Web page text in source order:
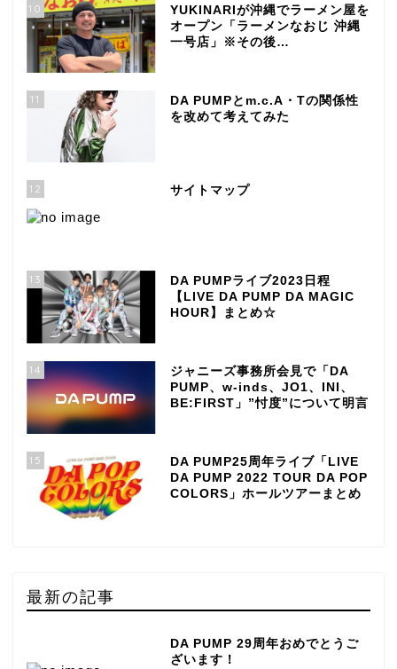
10
YUKINARIが沖縄でラーメン屋を
オープン「ラーメンなおじ 沖縄
一号店」※その後…
11
DA PUMPとm.c.A・Tの関係性
を改めて考えてみた
12 サイトマップ
13
DA PUMPライブ2023日程
【LIVE DA PUMP DA MAGIC
HOUR】まとめ☆
14
ジャニーズ事務所会見で「DA
PUMP、w-inds、JO1、INI、
BE:FIRST」”忖度”について明言
15
DA PUMP25周年ライブ「LIVE
DA PUMP 2022 TOUR DA POP
COLORS」ホールツアーまとめ
最新の記事
DA PUMP 29周年おめでとうご
ざいます！